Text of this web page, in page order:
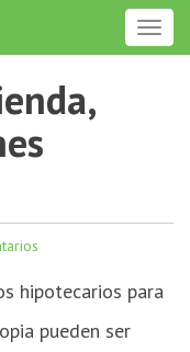
hipotecarios para
pueden ser